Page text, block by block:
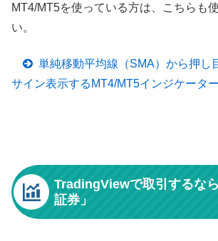
MT4/MT5を使っている方は、こちらも
い。
単純移動平均線（SMA）から押し
サイン表示するMT4/MT5インジケーター
TradingViewで取引するな
証券」